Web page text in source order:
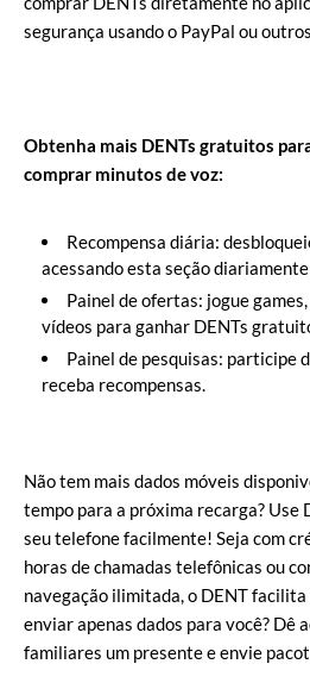
segurança usando o PayPal ou
Obtenha mais DENTs gratuitos
comprar minutos de voz:
Recompensa diária:
acessando esta seção diariamente
Painel de ofertas: jogue
vídeos para ganhar DENTs
Painel de pesquisas: participe
receba recompensas.
Não tem mais dados móveis
tempo para a próxima recarga? Use
seu telefone facilmente! Seja com
horas de chamadas telefônicas ou
navegação ilimitada, o DENT
enviar apenas dados para você? Dê
familiares um presente e envie